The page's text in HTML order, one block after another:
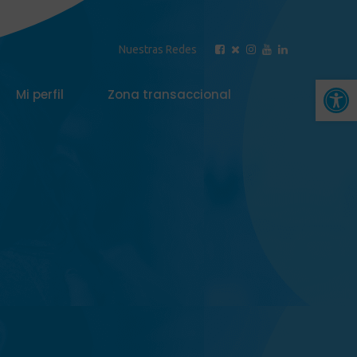
Abrir
Nuestras Redes
Mi perfil Zona transaccional